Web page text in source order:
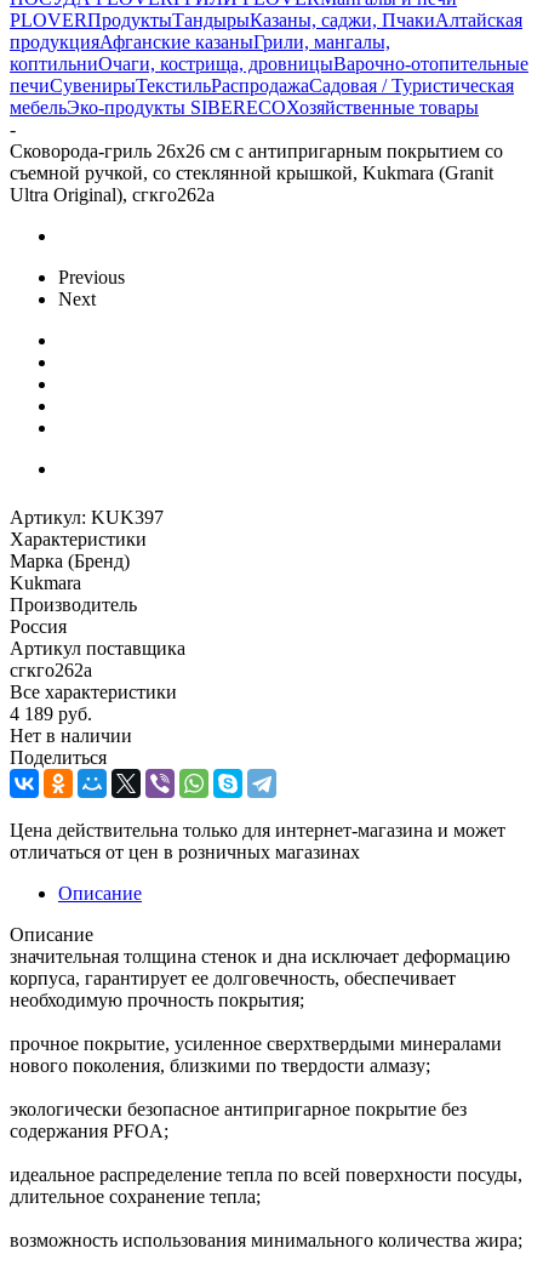
PLOVERПродуктыТандырыКазаны, саджи, ПчакиАлтайская
продукцияАфганские казаныГрили, мангалы,
коптильниОчаги, кострища, дровницыВарочно-отопительные
печиСувенирыТекстильРаспродажаСадовая / Туристическая
мебельЭко-продукты SIBERECOХозяйственные товары
-
Сковорода-гриль 26х26 см с антипригарным покрытием со
съемной ручкой, со стеклянной крышкой, Kukmara (Granit
Ultra Original), сгкго262а
Previous
Next
Артикул: KUK397
Характеристики
Марка (Бренд)
Kukmara
Производитель
Россия
Артикул поставщика
сгкго262а
Все характеристики
4 189 руб.
Нет в наличии
Поделиться
Цена действительна только для интернет-магазина и может
отличаться от цен в розничных магазинах
Описание
Описание
значительная толщина стенок и дна исключает деформацию
корпуса, гарантирует ее долговечность, обеспечивает
необходимую прочность покрытия;
прочное покрытие, усиленное сверхтвердыми минералами
нового поколения, близкими по твердости алмазу;
экологически безопасное антипригарное покрытие без
содержания PFOA;
идеальное распределение тепла по всей поверхности посуды,
длительное сохранение тепла;
возможность использования минимального количества жира;